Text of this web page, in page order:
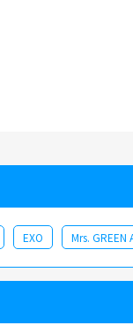
EXO Mrs. GREEN